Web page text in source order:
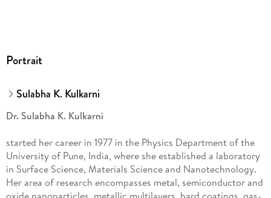
Portrait
Sulabha K. Kulkarni
Dr. Sulabha K. Kulkarni
started her career in 1977 in the Physics Department of the
University of Pune, India, where she established a laboratory
in Surface Science, Materials Science and Nanotechnology.
Her area of research encompasses metal, semiconductor and